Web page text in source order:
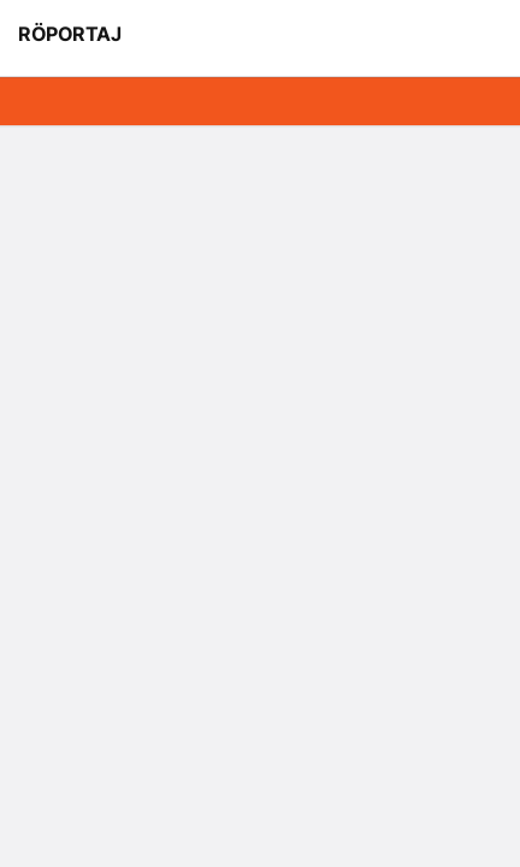
RÖPORTAJ